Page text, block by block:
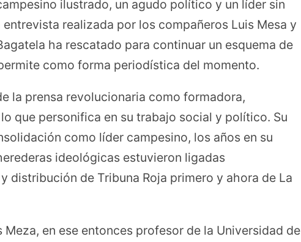
ilustrado, un agudo político y un líder sin
realizada por los compañeros Luis Mesa y
ha rescatado para continuar un esquema de
como forma periodística del momento.
la prensa revolucionaria como formadora,
que personifica en su trabajo social y político. Su
como líder campesino, los años en su
ideológicas estuvieron ligadas
distribución de Tribuna Roja primero y ahora de La
en ese entonces profesor de la Universidad de